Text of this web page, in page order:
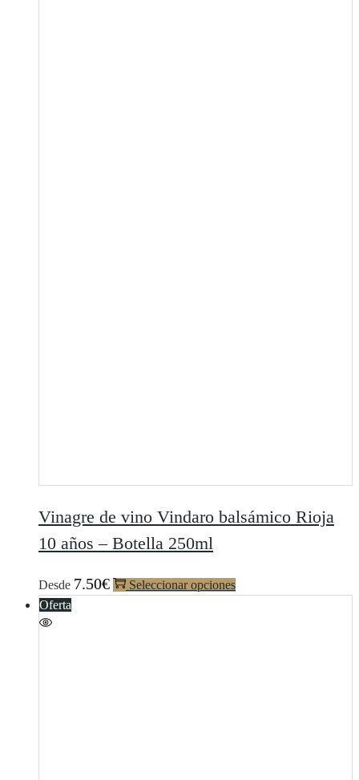
Vinagre de vino Vindaro balsámico Rioja
10 años – Botella 250ml
Desde 7.50€
Seleccionar opciones
Oferta